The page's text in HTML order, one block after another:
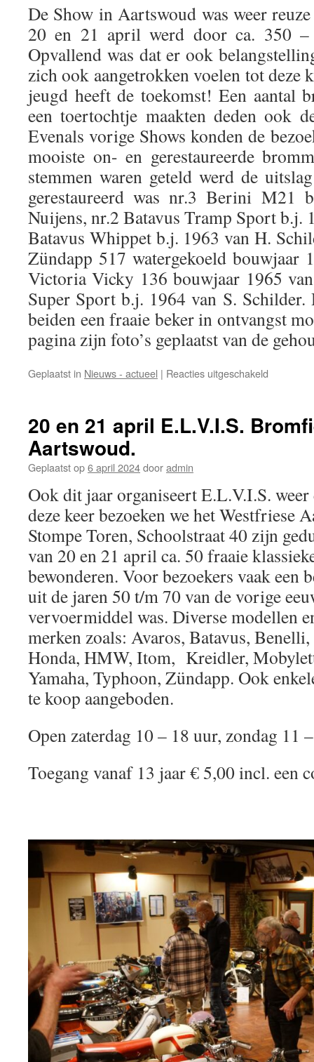
De Show in Aartswoud was weer
20 en 21 april werd door ca. 350 –
Opvallend was dat er ook
zich ook aangetrokken voelen tot deze
jeugd heeft de toekomst! Een aantal
een toertochtje maakten deden ook
Evenals vorige Shows konden de
mooiste on- en gerestaureerde
stemmen waren geteld werd de
gerestaureerd was nr.3 Berini M21
Nuijens, nr.2 Batavus Tramp Sport b.j.
Batavus Whippet b.j. 1963 van H.
Zündapp 517 watergekoeld bouwjaar
Victoria Vicky 136 bouwjaar 1965
Super Sport b.j. 1964 van S. Schilder.
beiden een fraaie beker in ontvangst
pagina zijn foto’s geplaatst van de
Geplaatst in Nieuws - actueel | Reacties uitgeschakeld
Show
20 en 21 april E.L.V.I.S.
Aartswoud.
Geplaatst op6 april 2024dooradmin
Ook dit jaar organiseert E.L.V.I.S.
deze keer bezoeken we het Westfriese
Stompe Toren, Schoolstraat 40 zijn
van 20 en 21 april ca. 50 fraaie
bewonderen. Voor bezoekers vaak een
uit de jaren 50 t/m 70 van de vorige
vervoermiddel was. Diverse modellen
merken zoals: Avaros, Batavus,
Honda, HMW, Itom, Kreidler,
Yamaha, Typhoon, Zündapp. Ook
te koop aangeboden.
Open zaterdag 10 – 18 uur, zondag 11
Toegang vanaf 13 jaar € 5,00 incl. een